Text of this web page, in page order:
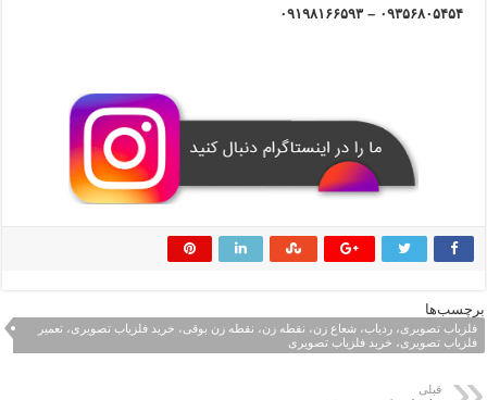
۰۹۳۵۶۸۰۵۴۵۴ – ۰۹۱۹۸۱۶۶۵۹۳
برچسب‌ها
فلزیاب تصویری، ردیاب، شعاع زن، نقطه زن، نقطه زن بوقی، خرید فلزیاب تصویری، تعمیر
فلزیاب تصویری، خرید فلزیاب تصویری
قبلی